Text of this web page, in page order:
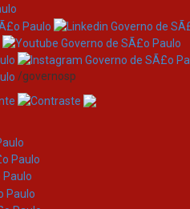
/governosp